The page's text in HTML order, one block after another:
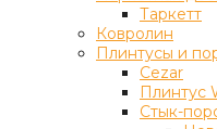
Таркетт
Ковролин
Плинтусы и
Cezar
Плинтус
Стык-